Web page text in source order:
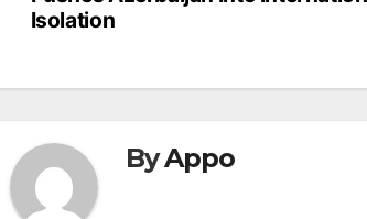
Isolation
ByAppo